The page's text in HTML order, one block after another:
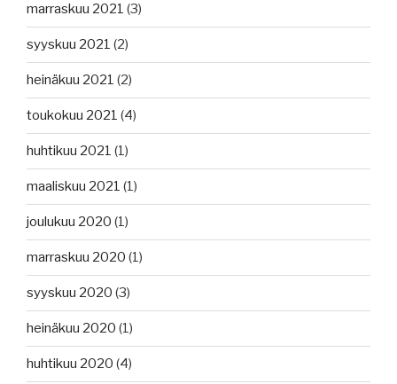
marraskuu 2021 (3)
syyskuu 2021 (2)
heinäkuu 2021 (2)
toukokuu 2021 (4)
huhtikuu 2021 (1)
maaliskuu 2021 (1)
joulukuu 2020 (1)
marraskuu 2020 (1)
syyskuu 2020 (3)
heinäkuu 2020 (1)
huhtikuu 2020 (4)